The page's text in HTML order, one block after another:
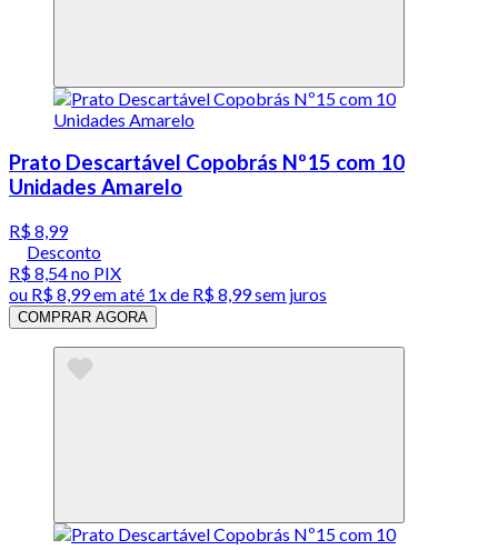
Prato Descartável Copobrás Nº15 com 10
Unidades Amarelo
R$ 8,99
Desconto
R$ 8,54no PIX
ou R$ 8,99em até 1x de R$ 8,99sem juros
COMPRAR AGORA